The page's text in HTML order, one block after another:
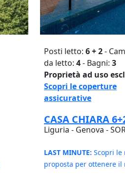
Posti letto: 6 + 2-
da letto: 4- Bagni: 3
Proprietà ad uso
Scopri le coperture
assicurative
CASA CHIARA
Liguria - Genova -
LAST MINUTE: Scopri le
proposta per ottenere il